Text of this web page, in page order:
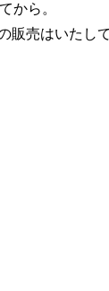
から。
販売はいたし